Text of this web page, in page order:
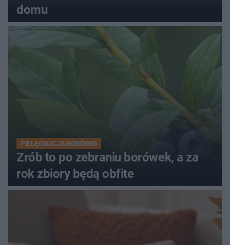
domu
PIELĘGNACJA BORÓWKI
Zrób to po zebraniu borówek, a za
rok zbiory będą obfite